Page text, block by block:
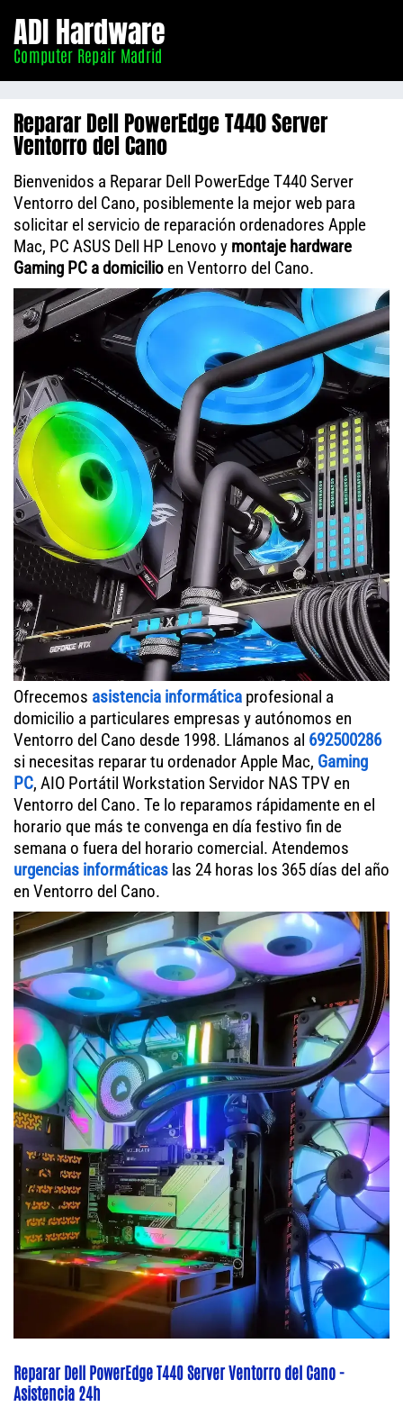
Madrid
ADI Hardware
Computer Repair Madrid
Reparar Dell PowerEdge T440 Server
Ventorro del Cano
Bienvenidos a Reparar Dell PowerEdge T440 Server
Ventorro del Cano, posiblemente la mejor web para
solicitar el servicio de reparación ordenadores Apple
Mac, PC ASUS Dell HP Lenovo y montaje hardware
Gaming PC a domicilio en Ventorro del Cano.
Ofrecemos asistencia informática profesional a
domicilio a particulares empresas y autónomos en
Ventorro del Cano desde 1998. Llámanos al 692500286
si necesitas reparar tu ordenador Apple Mac, Gaming
PC, AIO Portátil Workstation Servidor NAS TPV en
Ventorro del Cano. Te lo reparamos rápidamente en el
horario que más te convenga en día festivo fin de
semana o fuera del horario comercial. Atendemos
urgencias informáticas las 24 horas los 365 días del año
en Ventorro del Cano.
Reparar Dell PowerEdge T440 Server Ventorro del Cano -
Asistencia 24h